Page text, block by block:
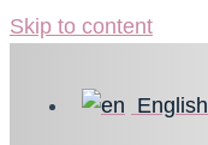
Skip to content
English